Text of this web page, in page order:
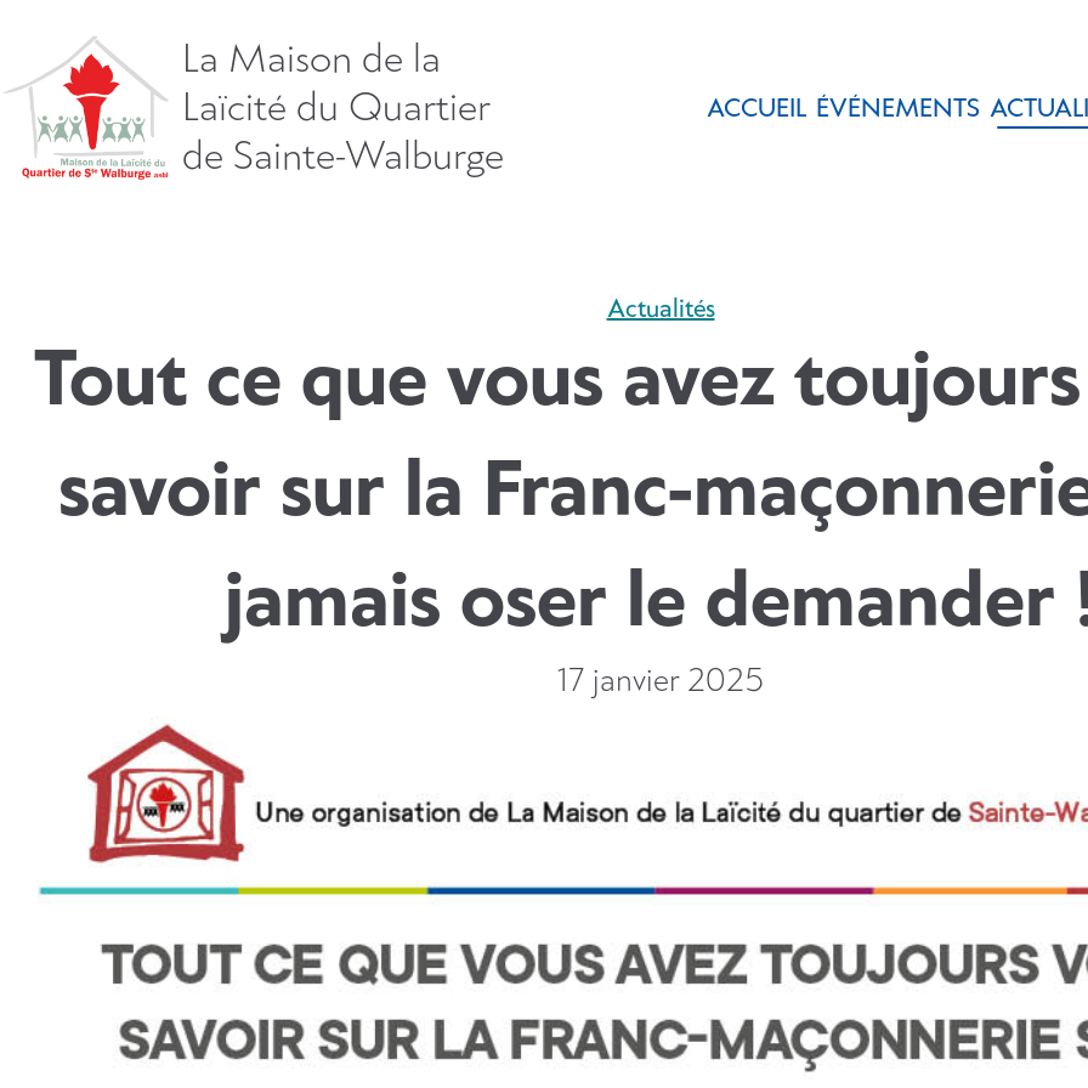
directement
le
contenu
La Maison de la
Laïcité du Quartier
de Sainte-Walburge
ACCUEIL ÉVÉNEMENTS
Actualités
Tout ce que vous avez
savoir sur la Franc-
jamais oser le demander
17 janvier 2025